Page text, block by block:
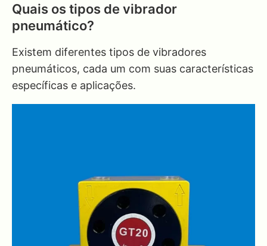
Quais os tipos de vibrador
pneumático?
Existem diferentes tipos de vibradores
pneumáticos, cada um com suas características
específicas e aplicações.